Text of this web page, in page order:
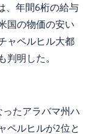
、年間6桁の給与
国の物価の安い
ャペルヒル大都
明した。
たアラバマ州ハ
ペルヒルが2位と